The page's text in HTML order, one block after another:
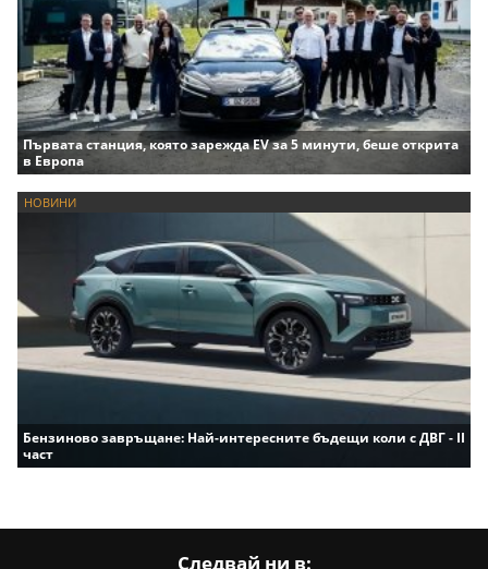
Първата станция, която зарежда EV за 5 минути, беше открита
в Европа
НОВИНИ
Бензиново завръщане: Най-интересните бъдещи коли с ДВГ - II
част
Следвай ни в: